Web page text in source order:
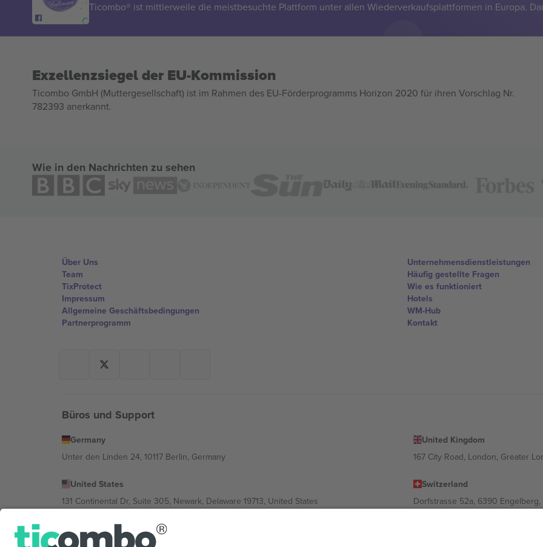
Ticombo® ist mittlerweile die meistbesuchte Plattform unter allen Wiederverkaufsplattformen in Europa.
Exzellenzsiegel der EU-Kommission
Ticombo GmbH (Muttergesellschaft) ist im Rahmen des EU-Förderprogramms Horizon 2020 für ihren Vorschlag Nr.
782393 anerkannt.
Wie in den Nachrichten zu sehen
Über Uns
Team
TixProtect
Impressum
Allgemeine Geschäftsbedingungen
Partnerprogramm
Unternehmensdienstleistungen
Häufig gestellte Fragen
Wie es funktioniert
Hotels
WM-Hub
Kontakt
Büros und Support
Germany
Unter den Linden 24, 10117 Berlin, Germany
United Kingdom
167 City Road, London, Greater
United States
131 Continental Dr, Suite 305, Newark, Delaware 19713, United States
Switzerland
Dorfstrasse 52a, 6390
Bulgaria